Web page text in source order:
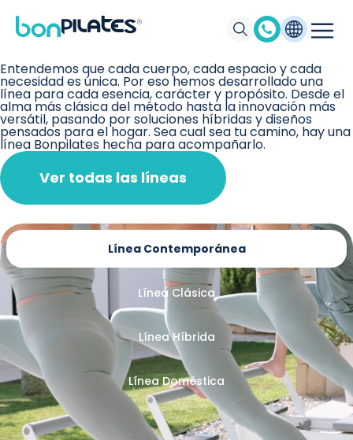
Máquinas de Pilates, Pilates suelo y accesorios Bonpilates
Entendemos que cada cuerpo, cada espacio y cada
necesidad es única. Por eso hemos desarrollado una
línea para cada esencia, carácter y propósito. Desde el
alma más clásica del método hasta la innovación más
versátil, pasando por soluciones híbridas y diseños
pensados para el hogar. Sea cual sea tu camino, hay una
línea Bonpilates hecha para acompañarlo.
Ver todas las líneas
Línea Contemporánea
Línea Clásica
Línea Híbrida
Línea Doméstica